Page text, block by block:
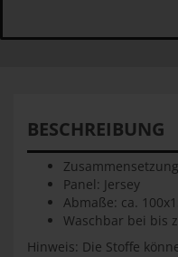
BESCHREIBUNG
Panel: Jersey
Abmaße: ca.
Waschbar bei bis
Hinweis: Die Stoffe